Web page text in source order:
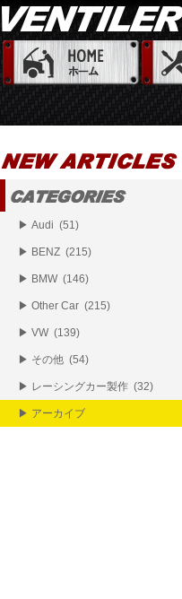
▶ Audi (51)
▶ BENZ (215)
▶ BMW (146)
▶ Other Car (215)
▶ VW (139)
▶ その他 (54)
▶ レーシングカー製作 (32)
▶ アーカイブ